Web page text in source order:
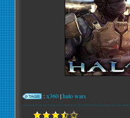
:x360|halo wars